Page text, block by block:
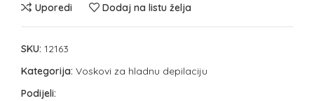
Uporedi
Dodaj na listu želja
SKU: 12163
Kategorija: Voskovi za hladnu depilaciju
Podijeli: